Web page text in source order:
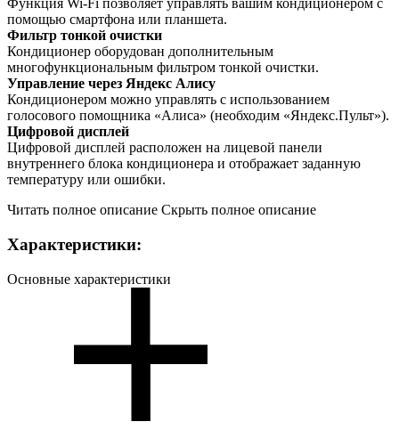
Функция Wi-Fi позволяет управлять вашим кондиционером с
помощью смартфона или планшета.
Фильтр тонкой очистки
Кондиционер оборудован дополнительным
многофункциональным фильтром тонкой очистки.
Управление через Яндекс Алису
Кондиционером можно управлять с использованием
голосового помощника «Алиса» (необходим «Яндекс.Пульт»).
Цифровой дисплей
Цифровой дисплей расположен на лицевой панели
внутреннего блока кондиционера и отображает заданную
температуру или ошибки.
Читать полное описание Скрыть полное описание
Характеристики:
Основные характеристики